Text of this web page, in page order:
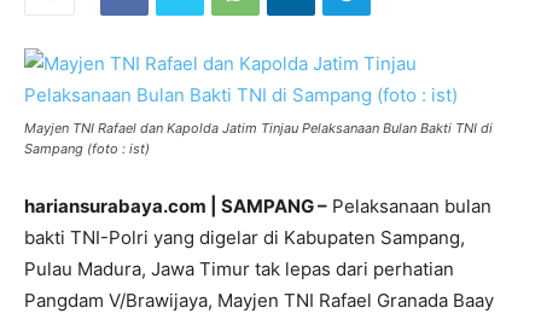
Mayjen TNI Rafael dan Kapolda Jatim Tinjau Pelaksanaan Bulan Bakti TNI di
Sampang (foto : ist)
hariansurabaya.com | SAMPANG – Pelaksanaan bulan
bakti TNI-Polri yang digelar di Kabupaten Sampang,
Pulau Madura, Jawa Timur tak lepas dari perhatian
Pangdam V/Brawijaya, Mayjen TNI Rafael Granada Baay